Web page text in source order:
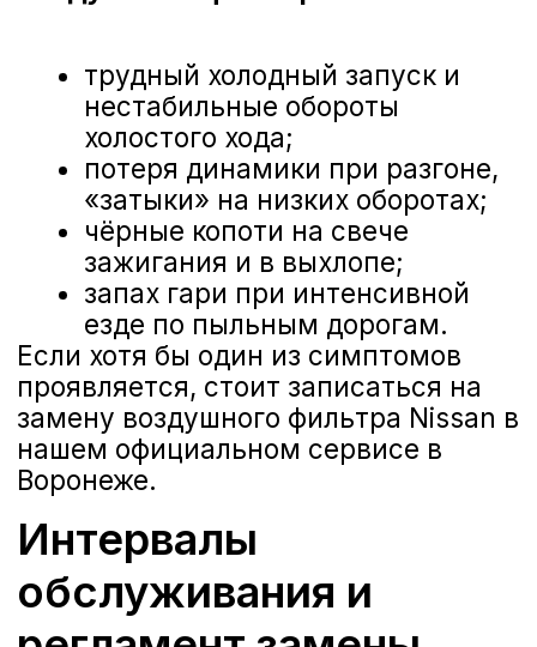
Наталья
моделей, например Qashqai и X-Trail,
идеальных условиях эксплуатации.
Корректировка интервала при
городском цикле
В условиях города с частыми
остановками и пылными улицами
интервал стоит сократить до 10 000–
12 000 км. Также на ресурс фильтра
влияет климат: при сухой погоде и
на грунтовых дорогах замена может
понадобиться уже через 8 000 км.
Проверка состояния при каждом ТО
В официальном сервисе Nissan во
Воронеже давление воздуха и
степень загрязнения фильтра
проверяют при каждом техосмотре.
Если визуальный осмотр выявляет
сильное загрязнение, мастера
заменят фильтр раньше регламента
и зафиксируют дату следующей
замены в сервисной книге.